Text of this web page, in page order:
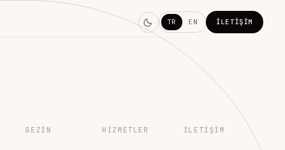
TR EN İLETIŞIM
GEZIN HIZMETLER İLETIŞIM